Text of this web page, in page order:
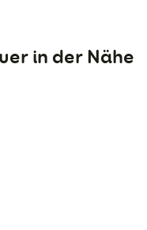
in der Nähe